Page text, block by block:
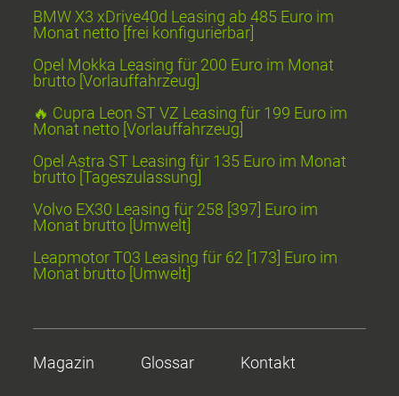
BMW X3 xDrive40d Leasing ab 485 Euro im
Monat netto [frei konfigurierbar]
Opel Mokka Leasing für 200 Euro im Monat
brutto [Vorlauffahrzeug]
🔥 Cupra Leon ST VZ Leasing für 199 Euro im
Monat netto [Vorlauffahrzeug]
Opel Astra ST Leasing für 135 Euro im Monat
brutto [Tageszulassung]
Volvo EX30 Leasing für 258 [397] Euro im
Monat brutto [Umwelt]
Leapmotor T03 Leasing für 62 [173] Euro im
Monat brutto [Umwelt]
Magazin Glossar Kontakt